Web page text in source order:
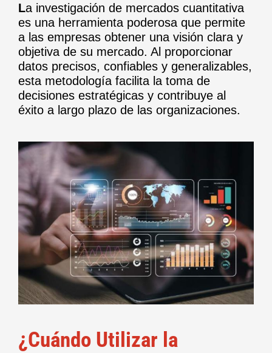
La investigación de mercados cuantitativa
es una herramienta poderosa que permite
a las empresas obtener una visión clara y
objetiva de su mercado. Al proporcionar
datos precisos, confiables y generalizables,
esta metodología facilita la toma de
decisiones estratégicas y contribuye al
éxito a largo plazo de las organizaciones.
¿Cuándo Utilizar la